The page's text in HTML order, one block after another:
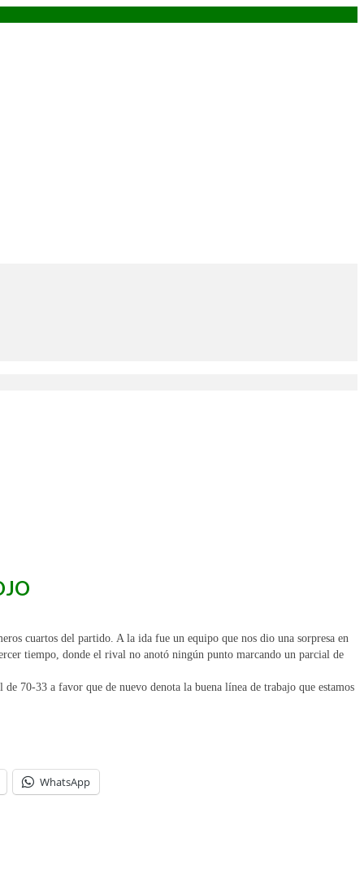
cuartos del partido. A la ida fue un equipo que nos dio una sorpresa en
tiempo, donde el rival no anotó ningún punto marcando un parcial de
70-33 a favor que de nuevo denota la buena línea de trabajo que estamos
WhatsApp